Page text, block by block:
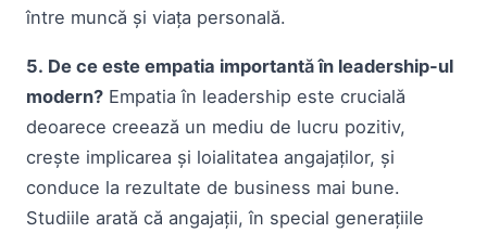
între muncă și viața personală.
5. De ce este empatia importantă în leadership-ul
modern? Empatia în leadership este crucială
deoarece creează un mediu de lucru pozitiv,
crește implicarea și loialitatea angajaților, și
conduce la rezultate de business mai bune.
Studiile arată că angajații, în special generațiile